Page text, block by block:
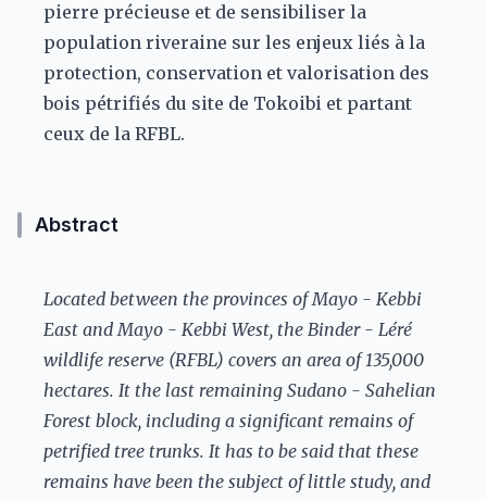
pierre précieuse et de sensibiliser la
population riveraine sur les enjeux liés à la
protection, conservation et valorisation des
bois pétrifiés du site de Tokoibi et partant
ceux de la RFBL.
Abstract
Located between the provinces of Mayo - Kebbi
East and Mayo - Kebbi West, the Binder - Léré
wildlife reserve (RFBL) covers an area of 135,000
hectares. It the last remaining Sudano - Sahelian
Forest block, including a significant remains of
petrified tree trunks. It has to be said that these
remains have been the subject of little study, and